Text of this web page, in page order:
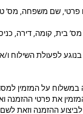
שם משפחה, מס’
בית, קומה, דירה,
לפעולת השילוח
על המזמין למסור
את פרטי ההזמנה
ההזמנה וזאת